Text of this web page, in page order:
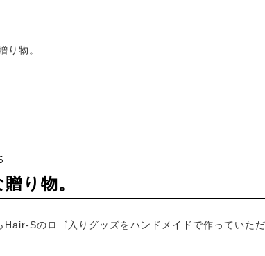
り物。
り物。
Hair-Sのロゴ入りグッズをハンドメイドで作っていた